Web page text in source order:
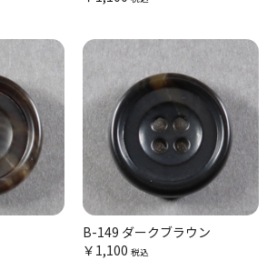
B-149 ダークブラウン
￥1,100 税込